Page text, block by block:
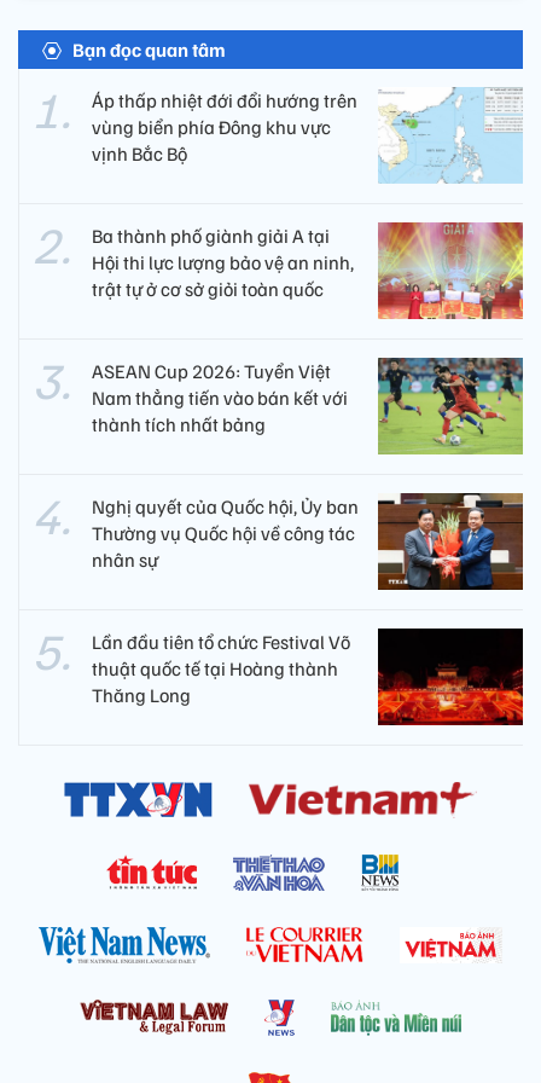
Bạn đọc quan tâm
Áp thấp nhiệt đới đổi hướng trên
vùng biển phía Đông khu vực
vịnh Bắc Bộ
Ba thành phố giành giải A tại
Hội thi lực lượng bảo vệ an ninh,
trật tự ở cơ sở giỏi toàn quốc
ASEAN Cup 2026: Tuyển Việt
Nam thẳng tiến vào bán kết với
thành tích nhất bảng
Nghị quyết của Quốc hội, Ủy ban
Thường vụ Quốc hội về công tác
nhân sự
Lần đầu tiên tổ chức Festival Võ
thuật quốc tế tại Hoàng thành
Thăng Long